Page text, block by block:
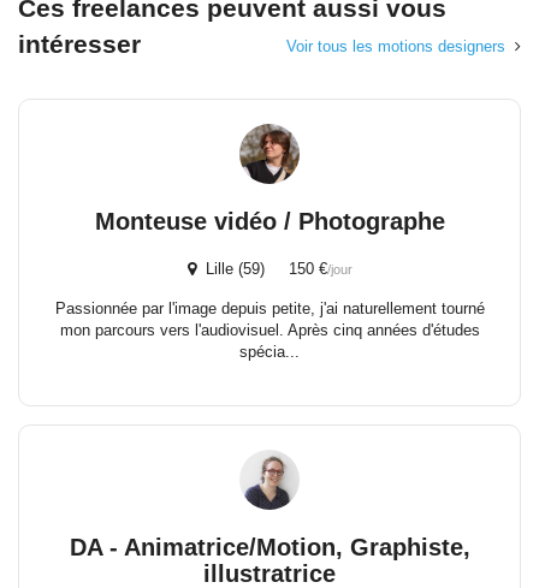
Ces freelances peuvent aussi vous
intéresser
Voir tous les motions designers
Monteuse vidéo / Photographe
Lille (59) 150 €/jour
Passionnée par l'image depuis petite, j'ai naturellement tourné
mon parcours vers l'audiovisuel. Après cinq années d'études
spécia...
DA - Animatrice/Motion, Graphiste,
illustratrice